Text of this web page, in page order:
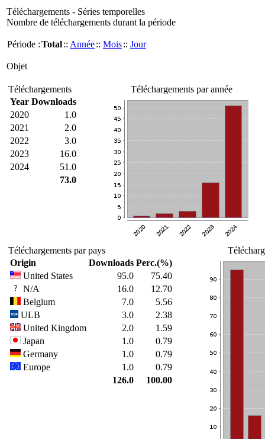
Téléchargements - Séries temporelles
Nombre de téléchargements durant la période
Période :Total:: Année:: Mois:: Jour
Objet
Téléchargements
Year Downloads
2020
1.0
2021
2.0
2022
3.0
2023
16.0
2024
51.0
73.0
Téléchargements par année
Téléchargements par pays
Origin
Downloads Perc.(%)
United States
95.0
75.40
N/A
16.0
12.70
Belgium
7.0
5.56
ULB
3.0
2.38
United Kingdom
2.0
1.59
Japan
1.0
0.79
Germany
1.0
0.79
Europe
1.0
0.79
126.0
100.00